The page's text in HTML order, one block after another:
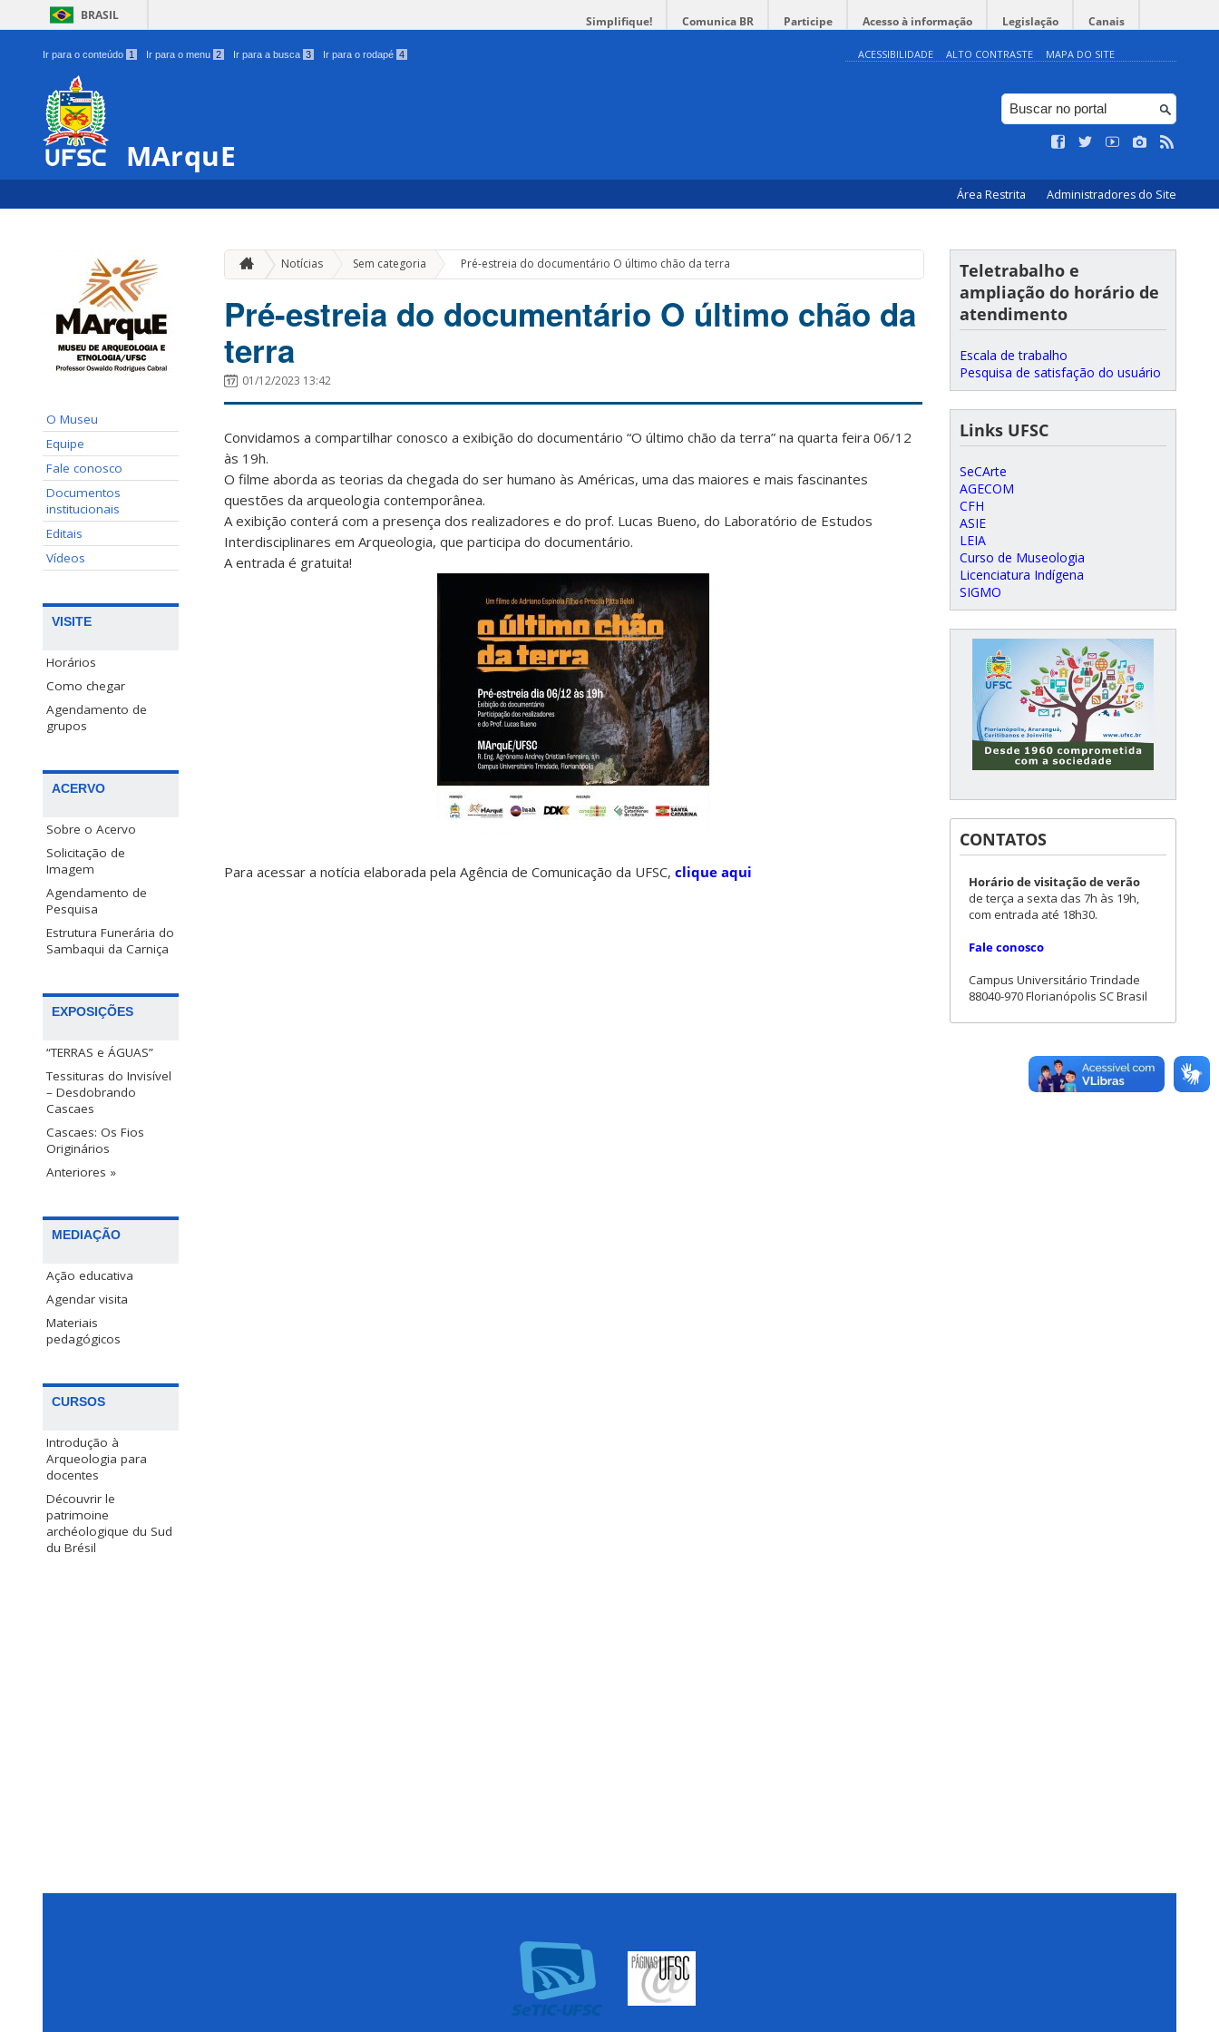
BRASIL Simplifique! Comunica BR Participe Acesso à informação Legislação Canais
Ir para o conteúdo 1 Ir para o menu 2 Ir para a busca 3 Ir para o rodapé 4 ACESSIBILIDADE ALTO CONTRASTE MAPA DO SITE
MArquE
Área Restrita Administradores do Site
O Museu
Equipe
Fale conosco
Documentos
institucionais
Editais
Vídeos
VISITE
Horários
Como chegar
Agendamento de
grupos
ACERVO
Sobre o Acervo
Solicitação de
Imagem
Agendamento de
Pesquisa
Estrutura Funerária do
Sambaqui da Carniça
EXPOSIÇÕES
“TERRAS e ÁGUAS”
Tessituras do Invisível
– Desdobrando
Cascaes
Cascaes: Os Fios
Originários
Anteriores »
MEDIAÇÃO
Ação educativa
Agendar visita
Materiais
pedagógicos
CURSOS
Introdução à
Arqueologia para
docentes
Découvrir le
patrimoine
archéologique du Sud
du Brésil
Notícias Sem categoria » Pré-estreia do documentário O último chão da terra
Pré-estreia do documentário O último chão da
terra
01/12/2023 13:42
Convidamos a compartilhar conosco a exibição do documentário “O último chão da terra” na quarta feira 06/12
às 19h.
O filme aborda as teorias da chegada do ser humano às Américas, uma das maiores e mais fascinantes
questões da arqueologia contemporânea.
A exibição conterá com a presença dos realizadores e do prof. Lucas Bueno, do Laboratório de Estudos
Interdisciplinares em Arqueologia, que participa do documentário.
A entrada é gratuita!
Para acessar a notícia elaborada pela Agência de Comunicação da UFSC, clique aqui
Teletrabalho e
ampliação do horário de
atendimento
Escala de trabalho
Pesquisa de satisfação do usuário
Links UFSC
SeCArte
AGECOM
CFH
ASIE
LEIA
Curso de Museologia
Licenciatura Indígena
SIGMO
CONTATOS
Horário de visitação de verão
de terça a sexta das 7h às 19h,
com entrada até 18h30.
Fale conosco
Campus Universitário Trindade
88040-970 Florianópolis SC Brasil